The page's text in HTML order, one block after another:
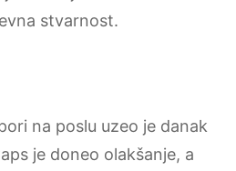
stvarnost.
na poslu uzeo je danak
je doneo olakšanje, a